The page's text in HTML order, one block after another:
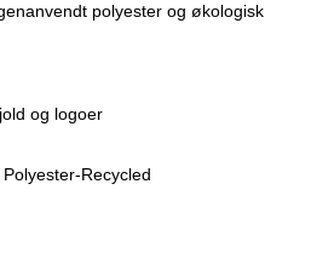
polyester og økologisk
og logoer
Recycled